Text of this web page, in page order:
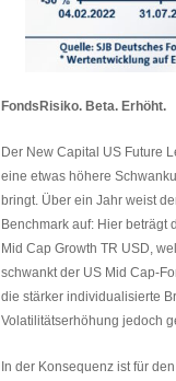
FondsRisiko. Beta. Erhöht.
Der New Capital US Future
eine etwas höhere
bringt. Über ein Jahr weist
Benchmark auf: Hier beträgt
Mid Cap Growth TR USD,
schwankt der US Mid Cap-
die stärker individualisierte
Volatilitätserhöhung jedoch
In der Konsequenz ist für